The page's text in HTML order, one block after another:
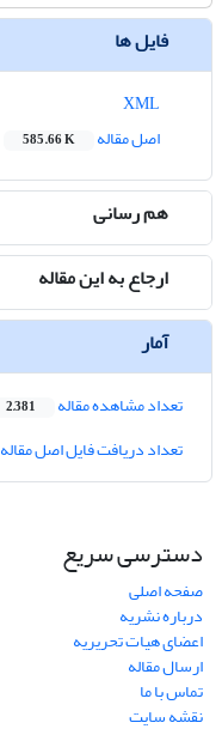
فایل ها
اصل مقاله
585.66 K
هم رسانی
ارجاع به این مقاله
آمار
تعداد مشاهده مقاله 2,381
تعداد دریافت فایل اصل مقاله
دسترسی سریع
صفحه اصلی
درباره نشریه
اعضای هیات تحریریه
ارسال مقاله
تماس با ما
نقشه سایت